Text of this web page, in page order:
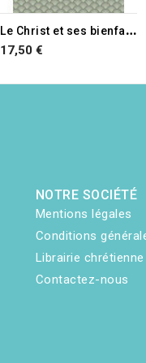
L
e Christ et ses bienfaits
17,50 €
NOTRE SOCIÉTÉ
Mentions légales
Conditions
Librairie
Contactez-nous